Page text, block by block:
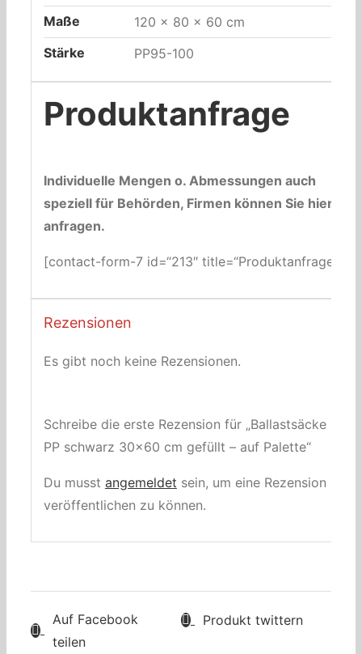
Maße
120 × 80 × 60 cm
Stärke
PP95-100
Produktanfrage
Individuelle Mengen o. Abmessungen auch
speziell für Behörden, Firmen können Sie hier
anfragen.
[contact-form-7 id=“213″ title=“Produktanfrage“]
Rezensionen
Es gibt noch keine Rezensionen.
Schreibe die erste Rezension für „Ballastsäcke
PP schwarz 30×60 cm gefüllt – auf Palette“
Du musst angemeldet sein, um eine Rezension
veröffentlichen zu können.
Auf Facebook
teilen
Produkt twittern